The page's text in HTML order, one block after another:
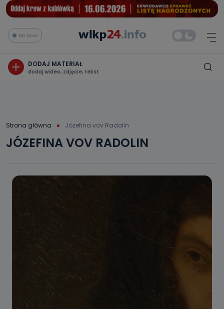
Na żywo
DODAJ MATERIAŁ
dodaj wideo, zdjęcie, tekst
Strona główna Józefina vov Radolin
JÓZEFINA VOV RADOLIN